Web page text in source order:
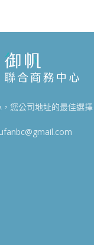
您公司地址的最佳選擇